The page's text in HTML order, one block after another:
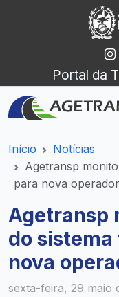
Portal da
Início
Notícias
Agetransp
para nova
Agetransp
do
nova
sexta-feira, 29 maio